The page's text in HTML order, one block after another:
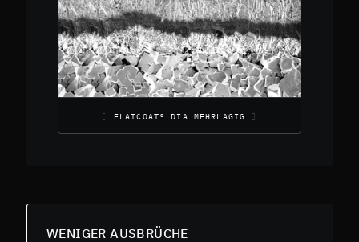
FLATCOAT® DIA MEHRLAGIG
WENIGER AUSBRÜCHE